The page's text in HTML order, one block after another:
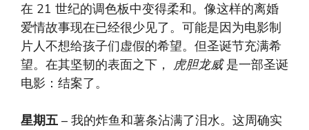
在 21 世纪的调色板中变得柔和。像这样的离婚
爱情故事现在已经很少见了。可能是因为电影制
片人不想给孩子们虚假的希望。但圣诞节充满希
望。在其坚韧的表面之下， 虎胆龙威是一部圣诞
电影：结案了。
星期五 – 我的炸鱼和薯条沾满了泪水。这周确实